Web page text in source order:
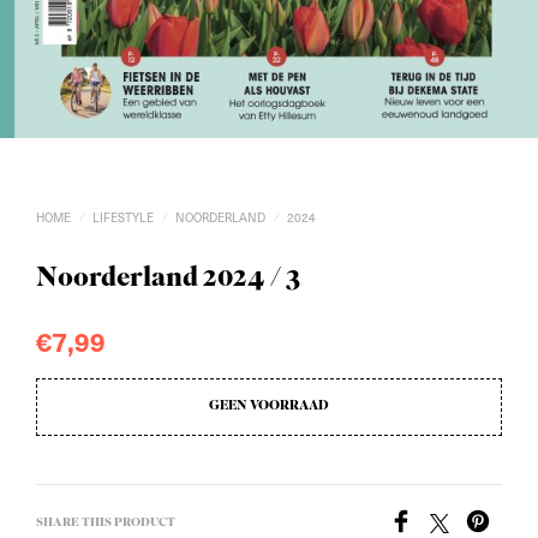
HOME / LIFESTYLE / NOORDERLAND / 2024
Noorderland 2024 / 3
€7,99
GEEN VOORRAAD
SHARE THIS PRODUCT